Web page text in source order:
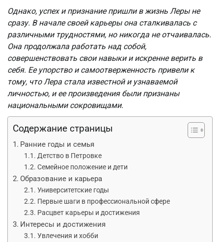
Однако, успех и признание пришли в жизнь Леры не
сразу. В начале своей карьеры она сталкивалась с
различными трудностями, но никогда не отчаивалась.
Она продолжала работать над собой,
совершенствовать свои навыки и искренне верить в
себя. Ее упорство и самоотверженность привели к
тому, что Лера стала известной и узнаваемой
личностью, и ее произведения были признаны
национальными сокровищами.
Содержание страницы
Ранние годы и семья
Детство в Петровке
Семейное положение и дети
Образование и карьера
Университетские годы
Первые шаги в профессиональной сфере
Расцвет карьеры и достижения
Интересы и достижения
Увлечения и хобби